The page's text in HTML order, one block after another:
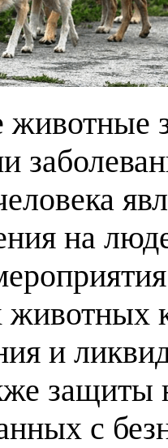
животные
на
животных
и
защиты
с